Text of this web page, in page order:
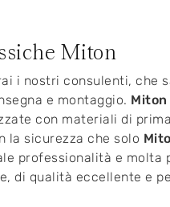
Miton
i nostri consulenti, che
e montaggio. Miton
con materiali di
la sicurezza che solo
professionalità e
di qualità eccellente e